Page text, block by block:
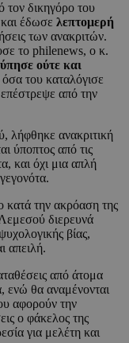
δικηγόρο του
και έδωσε λεπτομερή
των ανακριτών.
το philenews, ο κ.
ούτε και
του καταλόγισε
από την
λήφθηκε ανακριτική
ύποπτος από τις
και όχι μια απλή
την ακρόαση της
διερευνά
βίας,
απειλή.
από άτομα
ενώ θα αναμένονται
αφορούν την
ο φάκελος της
για μελέτη και